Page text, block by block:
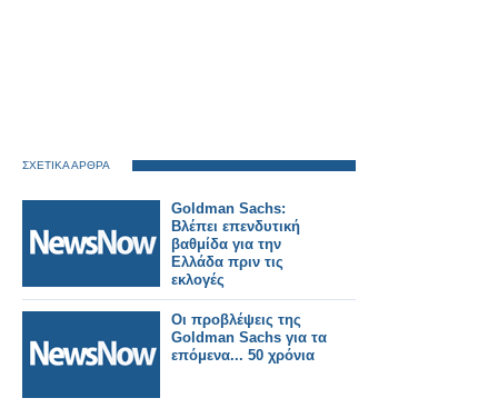
ΣΧΕΤΙΚΑ ΑΡΘΡΑ
Goldman Sachs:
Βλέπει επενδυτική
βαθμίδα για την
Ελλάδα πριν τις
εκλογές
Οι προβλέψεις της
Goldman Sachs για τα
επόμενα... 50 χρόνια